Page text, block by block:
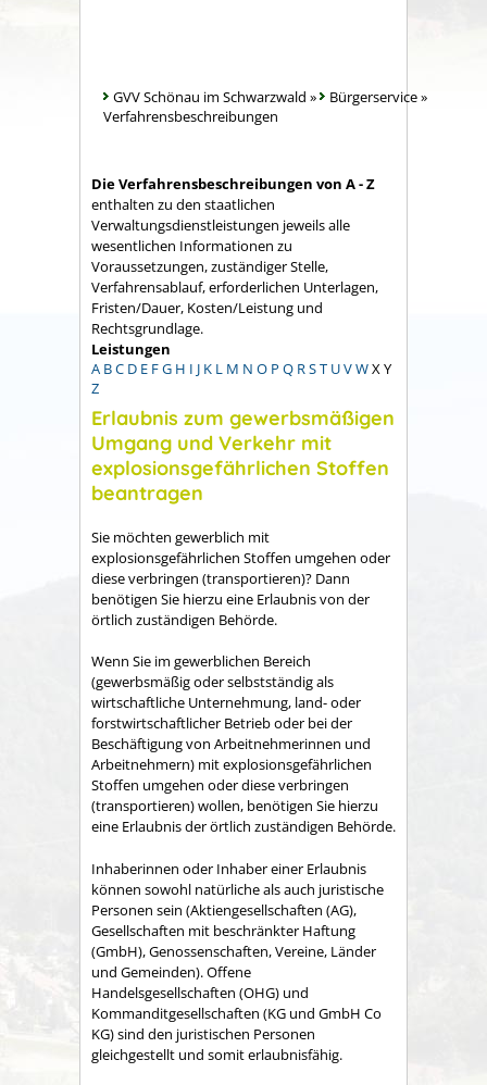
GVV Schönau im Schwarzwald » Bürgerservice»
Verfahrensbeschreibungen
Die Verfahrensbeschreibungen von A - Z
enthalten zu den staatlichen
Verwaltungsdienstleistungen jeweils alle
wesentlichen Informationen zu
Voraussetzungen, zuständiger Stelle,
Verfahrensablauf, erforderlichen Unterlagen,
Fristen/Dauer, Kosten/Leistung und
Rechtsgrundlage.
Leistungen
A BC D E FG H I J K L M N O P Q RST UVWX Y
Z
Erlaubnis zum gewerbsmäßigen
Umgang und Verkehr mit
explosionsgefährlichen Stoffen
beantragen
Sie möchten gewerblich mit
explosionsgefährlichen Stoffen umgehen oder
diese verbringen (transportieren)? Dann
benötigen Sie hierzu eine Erlaubnis von der
örtlich zuständigen Behörde.
Wenn Sie im gewerblichen Bereich
(gewerbsmäßig oder selbstständig als
wirtschaftliche Unternehmung, land- oder
forstwirtschaftlicher Betrieb oder bei der
Beschäftigung von Arbeitnehmerinnen und
Arbeitnehmern) mit explosionsgefährlichen
Stoffen umgehen oder diese verbringen
(transportieren) wollen, benötigen Sie hierzu
eine Erlaubnis der örtlich zuständigen Behörde.
Inhaberinnen oder Inhaber einer Erlaubnis
können sowohl natürliche als auch juristische
Personen sein (Aktiengesellschaften (AG),
Gesellschaften mit beschränkter Haftung
(GmbH), Genossenschaften, Vereine, Länder
und Gemeinden).Offene
Handelsgesellschaften (OHG) und
Kommanditgesellschaften (KG und GmbH Co
KG) sind den juristischen Personen
gleichgestellt und somit erlaubnisfähig.